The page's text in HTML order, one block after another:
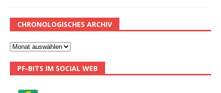
CHRONOLOGISCHES ARCHIV
PF-BITS IM SOCIAL WEB